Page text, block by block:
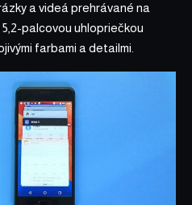
a videá prehrávané na
palcovou uhlopriečkou
farbami a detailmi.